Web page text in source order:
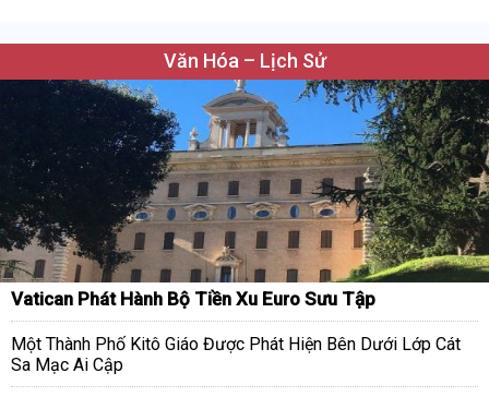
Văn Hóa – Lịch Sử
Vatican Phát Hành Bộ Tiền Xu Euro Sưu Tập
Một Thành Phố Kitô Giáo Được Phát Hiện Bên Dưới Lớp Cát
Sa Mạc Ai Cập